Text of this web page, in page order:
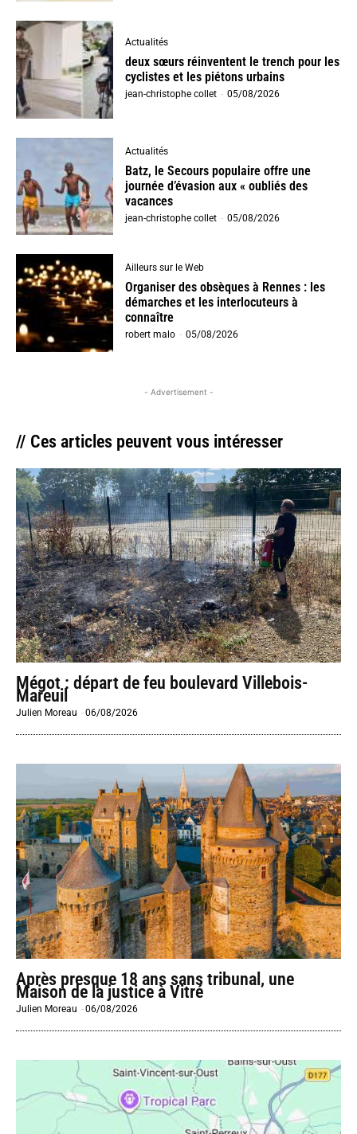
Actualités
deux sœurs réinventent le trench pour les
cyclistes et les piétons urbains
jean-christophe collet - 05/08/2026
Actualités
Batz, le Secours populaire offre une
journée d’évasion aux « oubliés des
vacances
jean-christophe collet - 05/08/2026
Ailleurs sur le Web
Organiser des obsèques à Rennes : les
démarches et les interlocuteurs à
connaître
robert malo - 05/08/2026
- Advertisement -
// Ces articles peuvent vous intéresser
Mégot : départ de feu boulevard Villebois-
Mareuil
Julien Moreau -06/08/2026
Après presque 18 ans sans tribunal, une
Maison de la justice à Vitré
Julien Moreau -06/08/2026